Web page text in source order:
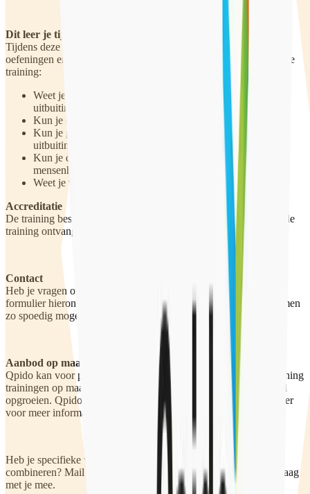
Dit leer je tijdens de training
Tijdens deze interactieve training delen we kennis, doen we
oefeningen en is er ruimte voor inbreng van eigen casussen. Na de
training:
Weet je meer over de huidige situatie rondom seksuele
uitbuiting;
Kun je de signalen herkennen;
Kun je gesprekken voer met cliënten en opvoeders over
uitbuiting;
Kun je de Meldcode gebruiken bij een vermoeden van
mensenhandel;
Weet je welke stappen je moet zetten bij mensenhandel.
Accreditatie
De training bestaat uit één dagdeel van 4 uur. Na afronding van de
training ontvangt de deelnemer 5,6 SKJ-punten.
Contact
Heb je vragen over of interesse in deze training? Vul dan het
formulier hieronder in of mail naar
trainingen@qpido.nl
. We nemen
zo spoedig mogelijk contact met je op.
Aanbod op maat
Qpido kan voor professionals die werken in de (jeugd)hulpverlening
trainingen op maat verzorgen op het gebied van seksueel gezond
opgroeien. Qpido biedt ook een LHBTIQ+-training aan. Klik hier
voor meer informatie.
Heb je specifieke wensen voor een training of wil je onderdelen
combineren? Mail dan naar
trainingen@qpido.nl
. We denken graag
met je mee.